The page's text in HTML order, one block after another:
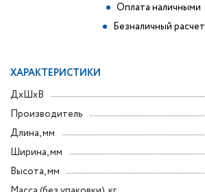
Оплата наличными
Безналичный расчет
ХАРАКТЕРИСТИКИ
ДxШxВ
Производитель
Длина, мм
Ширина, мм
Высота, мм